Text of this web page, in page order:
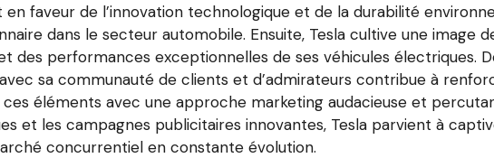
faveur de l’innovation technologique et de la durabilité
dans le secteur automobile. Ensuite, Tesla cultive une
des performances exceptionnelles de ses véhicules électriques.
sa communauté de clients et d’admirateurs contribue à
éléments avec une approche marketing audacieuse et
et les campagnes publicitaires innovantes, Tesla parvient à
concurrentiel en constante évolution.